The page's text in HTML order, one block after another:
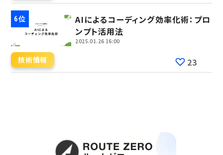
AIによるコーディング効率化術：プロ
ンプト活用法
2025.01.26 16:00
技術情報 23